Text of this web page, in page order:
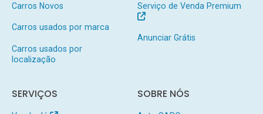
Carros Novos
Carros usados por marca
Carros usados por
localização
Serviço de Venda Premium
Anunciar Grátis
SERVIÇOS SOBRE NÓS